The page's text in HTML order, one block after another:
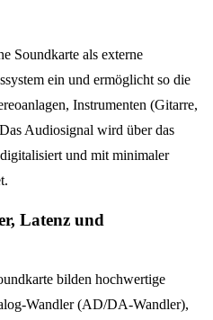
Soundkarte als externe
ein und ermöglicht so die
Instrumenten (Gitarre,
Audiosignal wird über das
und mit minimaler
Latenz und
bilden hochwertige
Wandler (AD/DA-Wandler),